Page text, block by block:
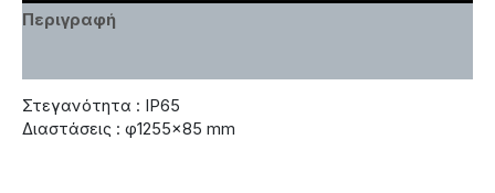
Περιγραφή
Στεγανότητα : IP65
Διαστάσεις : φ1255×85 mm